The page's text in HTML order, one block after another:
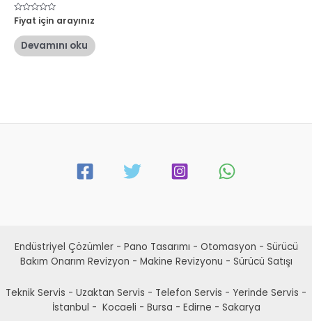
5
üzerinden
oy
aldı
Fiyat için arayınız
Devamını oku
Endüstriyel Çözümler - Pano Tasarımı - Otomasyon - Sürücü
Bakım Onarım Revizyon - Makine Revizyonu - Sürücü Satışı
Teknik Servis - Uzaktan Servis - Telefon Servis - Yerinde Servis -
İstanbul - Kocaeli - Bursa - Edirne - Sakarya